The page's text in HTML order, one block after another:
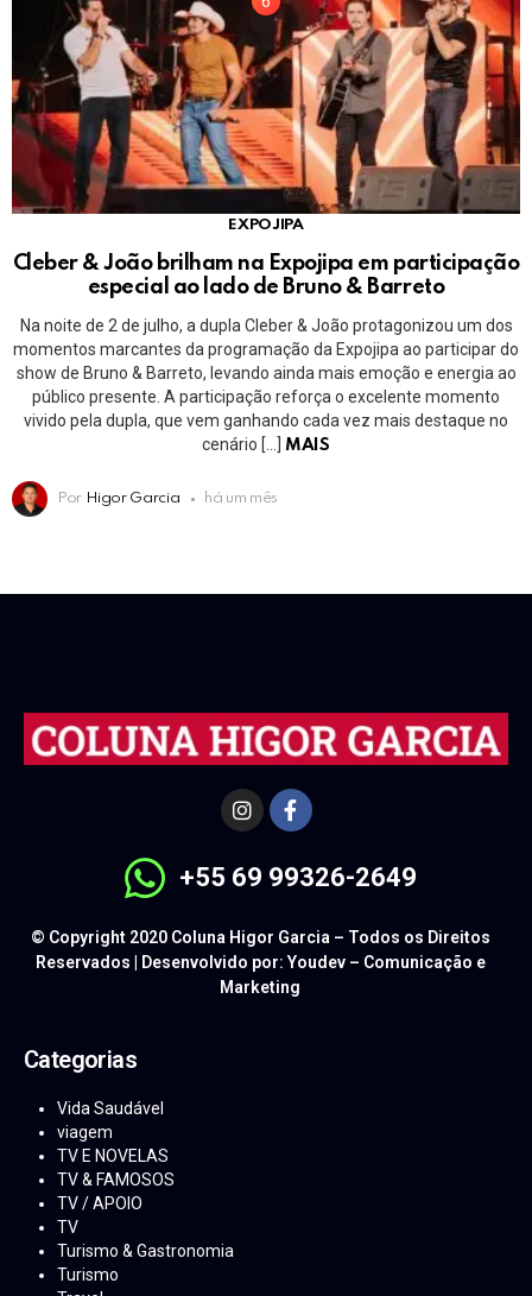
EXPOJIPA
Cleber & João brilham na Expojipa em participação
especial ao lado de Bruno & Barreto
Na noite de 2 de julho, a dupla Cleber & João protagonizou um dos
momentos marcantes da programação da Expojipa ao participar do
show de Bruno & Barreto, levando ainda mais emoção e energia ao
público presente. A participação reforça o excelente momento
vivido pela dupla, que vem ganhando cada vez mais destaque no
cenário […]
MAIS
Por Higor Garcia há um mês
+55 69 99326-2649
© Copyright 2020 Coluna Higor Garcia – Todos os Direitos
Reservados | Desenvolvido por: Youdev – Comunicação e
Marketing
Categorias
Vida Saudável
viagem
TV E NOVELAS
TV & FAMOSOS
TV / APOIO
TV
Turismo & Gastronomia
Turismo